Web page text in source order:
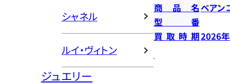
シャネル
ルイ・ヴィトン
ジュエリー
商品名ベアン
型番
買取時期2026